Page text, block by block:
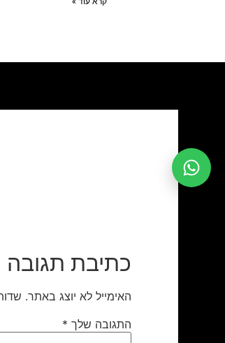
כתיבת תגובה
האימייל לא יוצג באתר.
התגובה שלך *